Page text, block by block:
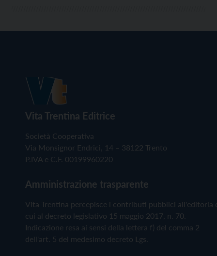
Vita Trentina Editrice
Società Cooperativa
Via Monsignor Endrici, 14 – 38122 Trento
P.IVA e C.F. 00199960220
Amministrazione trasparente
Vita Trentina percepisce i contributi pubblici all'editoria
cui al decreto legislativo 15 maggio 2017, n. 70.
Indicazione resa ai sensi della lettera f) del comma 2
dell'art. 5 del medesimo decreto Lgs.